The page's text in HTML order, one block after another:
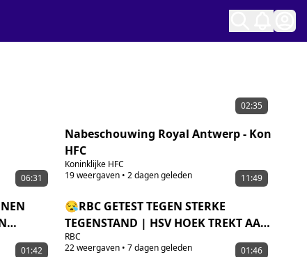
02:35
Nabeschouwing Royal Antwerp - Kon
HFC
Koninklijke HFC
19weergaven • 2 dagen geleden
06:31
MET
11:49
😪RBC GETEST TEGEN STERKE
TEGENSTAND | HSV HOEK TREKT AAN
HET LANGSTE EIND | MAAR WAT ALS!?
RBC
22weergaven • 7 dagen geleden
01:42 01:46